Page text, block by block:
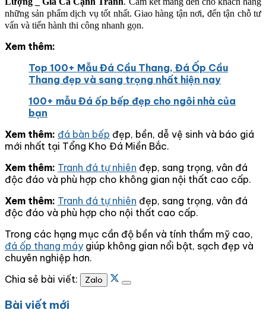
những sản phẩm dịch vụ tốt nhất. Giao hàng tận nơi, đến tận chỗ tư
vấn và tiến hành thi công nhanh gọn.
Xem thêm:
Top 100+ Mẫu Đá Cầu Thang, Đá Ốp Cầu
Thang đẹp và sang trọng nhất hiện nay
100+ mẫu Đá ốp bếp đẹp cho ngôi nhà của
bạn
Xem thêm: đá bàn bếp đẹp, bền, dễ vệ sinh và báo giá
mới nhất tại Tổng Kho Đá Miền Bắc.
Xem thêm: Tranh đá tự nhiên đẹp, sang trọng, vân đá
độc đáo và phù hợp cho không gian nội thất cao cấp.
Xem thêm: Tranh đá tự nhiên đẹp, sang trọng, vân đá
độc đáo và phù hợp cho nội thất cao cấp.
Trong các hạng mục cần độ bền và tính thẩm mỹ cao,
đá ốp thang máy giúp không gian nổi bật, sạch đẹp và
chuyên nghiệp hơn.
Chia sẻ bài viết:
Zalo
Bài viết mới